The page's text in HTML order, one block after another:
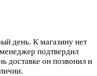
день. К магазину нет
подтвердил
доставке он позвонил и